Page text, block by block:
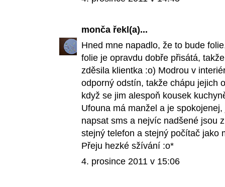
monča řekl(a)...
Hned mne napadlo, že to bude
folie je opravdu dobře přisátá,
zděsila klientka :o) Modrou v
odporný odstín, takže chápu jejich
když se jim alespoň kousek
Ufouna má manžel a je
napsat sms a nejvíc nadšené jsou
stejný telefon a stejný počítač jako
Přeju hezké sžívání :o*
4. prosince 2011 v 15:06